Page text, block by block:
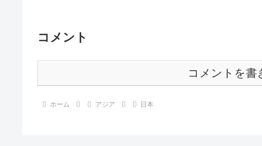
コメント
コメントを書
ホーム アジア 日本